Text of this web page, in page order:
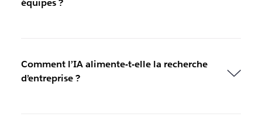
équipes ?
Comment l’IA alimente-t-elle la recherche
d’entreprise ?